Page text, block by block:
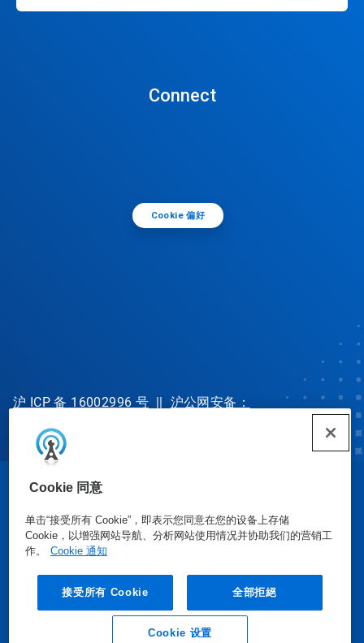
Cookie 同意
单击“接受所有 Cookie”，即表示您同意在您的设备上存储
Cookie，以增强网站导航、分析网站使用情况并协助我们的营销工
作。
Cookie 通知
接受所有 Cookie 全部拒絕
Cookie 设置
Connect
Cookie 偏好
沪 ICP 备 16002996 号 || 沪公网安备：
31010702002902 号
安全数据表 | 隐私政策|使用条款